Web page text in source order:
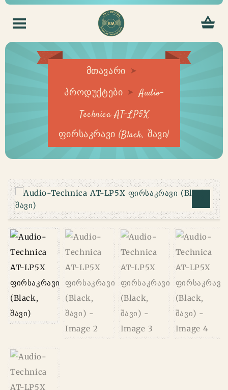
მთავარი
პროდუქტები
Audio-
Technica AT-LP5X
ფირსაკრავი (Black, შავი)